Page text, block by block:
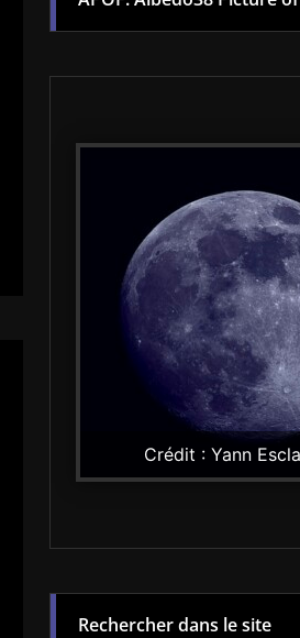
Crédit : Yann
Rechercher dans le site